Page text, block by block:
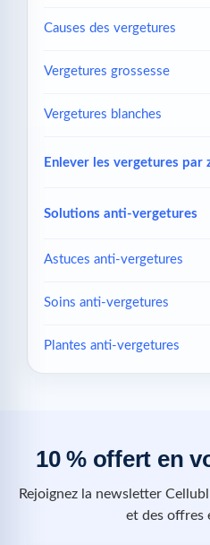
Causes des vergetures
Vergetures grossesse
Vergetures blanches
Enlever les vergetures par
Solutions anti-vergetures
Astuces anti-vergetures
Soins anti-vergetures
Plantes anti-vergetures
10 % offert en
Rejoignez la newsletter
et des offres